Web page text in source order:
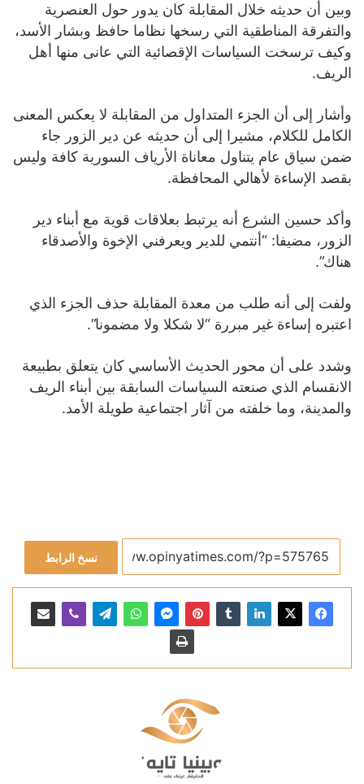
وبين أن حديثه خلال المقابلة كان يدور حول العنصرية
والتفرقة المناطقية التي رسخها نظاما حافظ وبشار الأسد،
وكيف ترسخت السياسات الإقصائية التي عانى منها أهل
الريف.
وأشار إلى أن الجزء المتداول من المقابلة لا يعكس المعنى
الكامل للكلام، مشيرا إلى أن حديثه عن دير الزور جاء
ضمن سياق عام يتناول معاناة الأرياف السورية كافة وليس
بقصد الإساءة لأهالي المحافظة.
وأكد حسين الشرع أنه يرتبط بعلاقات قوية مع أبناء دير
الزور، مضيفا: “أنتمي للدير ويعرفني الإخوة والأصدقاء
هناك”.
ولفت إلى أنه طلب من معدة المقابلة حذف الجزء الذي
اعتبره إساءة غير مبررة “لا شكلا ولا مضمونا”.
وشدد على أن محور الحديث الأساسي كان يتعلق بطبيعة
الانقسام الذي صنعته السياسات السابقة بين أبناء الريف
والمدينة، وما خلفته من آثار اجتماعية طويلة الأمد.
نسخ الرابط